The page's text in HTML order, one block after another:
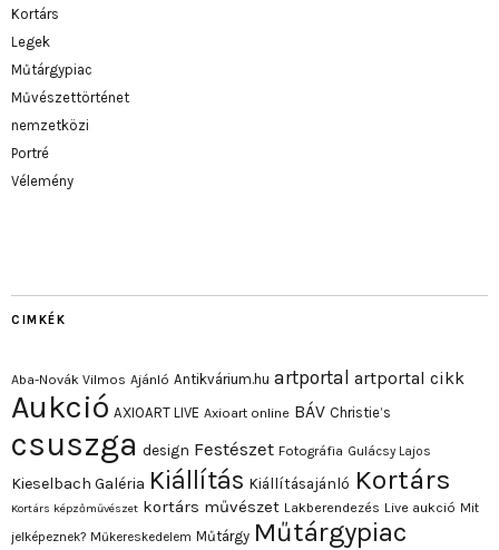
Kortárs
Legek
Műtárgypiac
Művészettörténet
nemzetközi
Portré
Vélemény
CIMKÉK
Aba-Novák Vilmos Ajánló Antikvárium.hu artportal artportal cikk
Aukció AXIOART LIVE Axioart online BÁV Christie’s
csuszga design Festészet Fotográfia Gulácsy Lajos
Kieselbach Galéria Kiállítás Kiállításajánló Kortárs
Kortárs képzőművészet kortárs művészet Lakberendezés Live aukció Mit
jelképeznek? Műkereskedelem Műtárgy Műtárgypiac